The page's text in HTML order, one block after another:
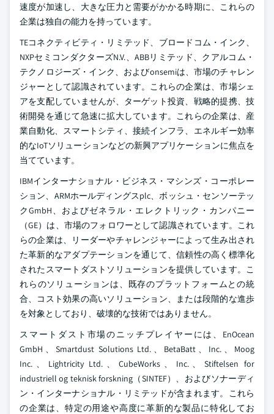
速度が加速し、大きな圧力と需要がかかる時期に、これらの
企業は独自の能力を持っています。
TEコネクティビティ・リミテッド、ブロードコム・インク、
NXPセミコンダクターズN.V.、ABBリミテッド、クアルコム・
テクノロジーズ・インク、およびonsemiは、市場のチャレン
ジャーとして認識されています。これらの企業は、市場シェ
アを支配していませんが、ターゲット投資、戦略的提携、技
術開発を通じて急速に拡大しています。これらの企業は、産
業自動化、スマートシティ、接続インフラ、エネルギー効率
的なIoTソリューションなどの新興アプリケーションに焦点を
当てています。
IBMインターナショナル・ビジネス・マシンズ・コーポレー
ション、ARMホールディングスplc、ボッシュ・センソーテッ
クGmbH、およびゼネラル・エレクトリック・カンパニー
（GE）は、市場のフォロワーとして認識されています。これ
らの企業は、リーダーやチャレンジャーによって生み出され
た革新的なアダプテーションを通じて、信頼性の高く標準化
されたスマートダストソリューションを提供しています。こ
れらのソリューションは、既存のプラットフォームとの統
合、コスト効果の高いソリューション、または段階的な進歩
を対象としており、破壊的な技術ではありません。
スマートダスト市場のニッチプレイヤーには、EnOcean
GmbH、Smartdust Solutions Ltd.、BetaBatt、Inc.、Moog
Inc.、Lightricity Ltd.、CubeWorks、Inc.、Stiftelsen for
industriell og teknisk forskning（SINTEF）、およびソナーディ
ン・インターナショナル・リミテッドが含まれます。これら
の企業は、特定の用途や高度に革新的な製品に特化してお